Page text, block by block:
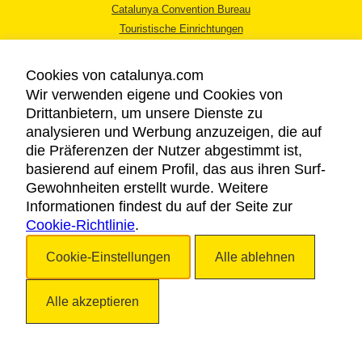
Catalunya Convention Bureau
Touristische Einrichtungen
RECHTLICHER HINWEIS
DATENSCHUTZICHTLINIE
COOKIES
BARRIEREFREIHEIT
Cookies von catalunya.com
Wir verwenden eigene und Cookies von
Drittanbietern, um unsere Dienste zu
analysieren und Werbung anzuzeigen, die auf
die Präferenzen der Nutzer abgestimmt ist,
basierend auf einem Profil, das aus ihren Surf-
Gewohnheiten erstellt wurde. Weitere
Informationen findest du auf der Seite zur
Cookie-Richtlinie.
Cookie-Einstellungen Alle ablehnen
Alle akzeptieren